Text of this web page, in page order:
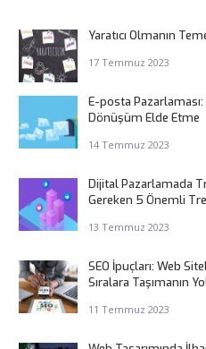
Yaratıcı Olmanın
17 Temmuz 2023
E-posta
Dönüşüm Elde Etme
14 Temmuz 2023
Dijital Pazarlamada
Gereken 5 Önemli
13 Temmuz 2023
SEO İpuçları: Web
Sıralara Taşımanın
11 Temmuz 2023